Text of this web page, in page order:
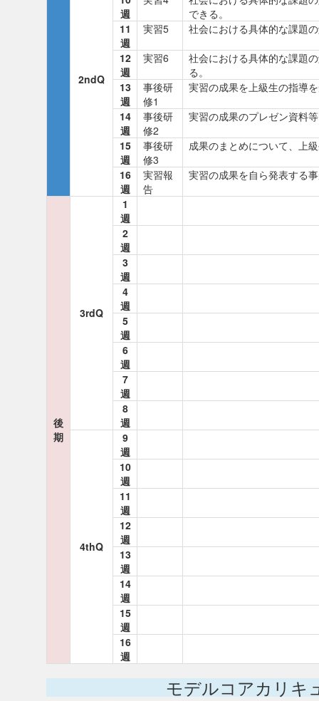
2ndQ
週
できる。
11
週
実習5 社会における具体的な課題
12
週
実習6
社会における具体的な課題
る。
13
週
事後研
修1
実習の成果を上級生の指導
14
週
事後研
修2
実習の成果のプレゼン資料
15
週
事後研
修3
成果のまとめについて、上
16
週
実習報
告
実習の成果を自ら発表する
後
期
3rdQ
1
週
2
週
3
週
4
週
5
週
6
週
7
週
8
週
4thQ
9
週
10
週
11
週
12
週
13
週
14
週
15
週
16
週
モデルコアカリキ